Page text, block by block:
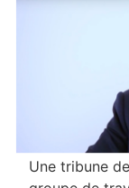
Une tribune